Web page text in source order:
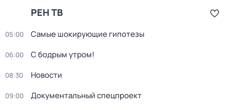
РЕН ТВ
05:00 Самые шoкиpующие гипотезы
06:00 С бодрым утром!
08:30 Новости
09:00 Докyментальный cпецпроект